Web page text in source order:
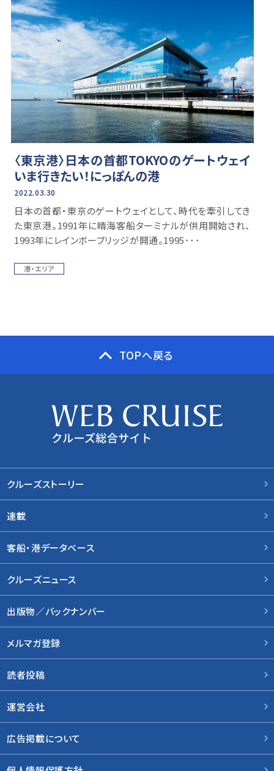
〈東京港〉日本の首都TOKYOのゲートウェイ
いま行きたい！にっぽんの港
2022.03.30
日本の首都・東京のゲートウェイとして、時代を牽引してき
た東京港。1991年に晴海客船ターミナルが供用開始され、
1993年にレインボーブリッジが開通。1995･･･
港・エリア
TOPへ戻る
クルーズストーリー
連載
客船・港データベース
クルーズニュース
出版物／バックナンバー
メルマガ登録
読者投稿
運営会社
広告掲載について